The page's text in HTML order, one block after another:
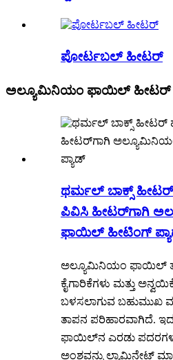
ಪೋರ್ಟಬಲ್ ಹೀಟರ್
ಅಲ್ಯೂಮಿನಿಯಂ ಫಾಯಿಲ್ ಹೀಟರ್
ಥರ್ಮಲ್ ಬಾಕ್ಸ್
ಪಿವಿಸಿ ಹೀಟರ್‌ಗಾಗಿ
ಫಾಯಿಲ್ ಹೀಟಿಂಗ್
ಅಲ್ಯೂಮಿನಿಯಂ ಫಾಯಿಲ್
ಕೈಗಾರಿಕೆಗಳು ಮತ್ತು
ಬಳಸಲಾಗುವ ಬಹುಮುಖ
ತಾಪನ ಪರಿಹಾರವಾಗಿದೆ.
ಫಾಯಿಲ್‌ನ ಎರಡು ಪದರಗಳ
ಅಂಶವನ್ನು ಲ್ಯಾಮಿನೇಟ್